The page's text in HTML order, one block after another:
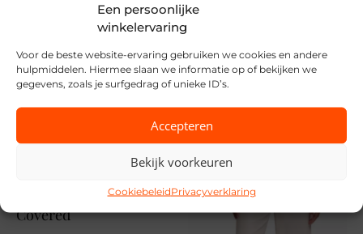
Een persoonlijke
winkelervaring
Voor de beste website-ervaring gebruiken we cookies en andere
hulpmiddelen. Hiermee slaan we informatie op of bekijken we
gegevens, zoals je surfgedrag of unieke ID’s.
Accepteren
Bekijk voorkeuren
CookiebeleidPrivacyverklaring
27, 28, 29, 30, 31, 32, 33, 34, 26
Cecil
Seizoen
Covered